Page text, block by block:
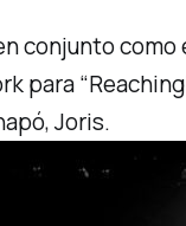
conjunto
para
Joris.